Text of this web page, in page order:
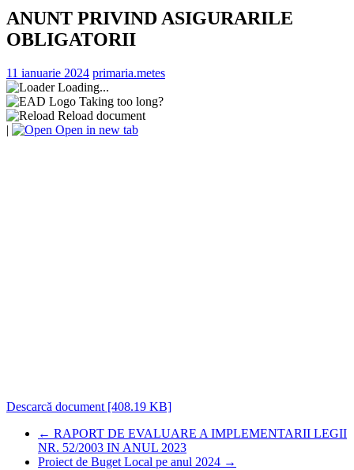
ANUNT PRIVIND ASIGURARILE
OBLIGATORII
11 ianuarie 2024 primaria.metes
Loading...
Taking too long?
Reload document
|
Open in new tab
Descarcă document [408.19 KB]
← RAPORT DE EVALUARE A IMPLEMENTARII LEGII
NR. 52/2003 IN ANUL 2023
Proiect de Buget Local pe anul 2024 →